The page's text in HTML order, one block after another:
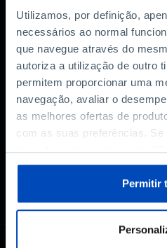
Utilizamos, por definição,
necessários ao normal
que navegue através do
autoriza a utilização de outro
permitem proporcionar uma
navegação, avaliar o
as melhores ofertas de
com as suas preferências. Se
tipos de cookies, clique em
sobre cookies através da
Política de Cookies.
Permitir